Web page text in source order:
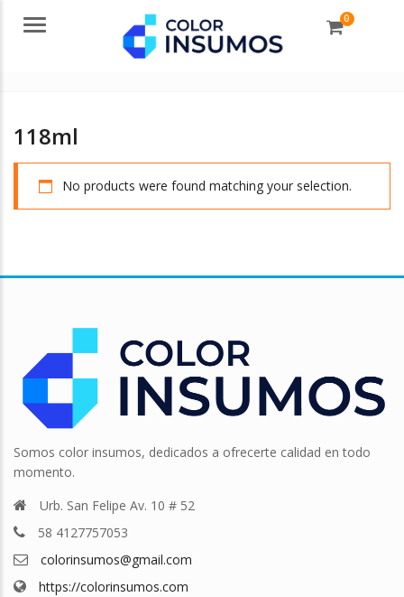
Menu 0
118ml
No products were found matching your selection.
Somos color insumos, dedicados a ofrecerte calidad en todo
momento.
Urb. San Felipe Av. 10 # 52
58 4127757053
colorinsumos@gmail.com
https://colorinsumos.com